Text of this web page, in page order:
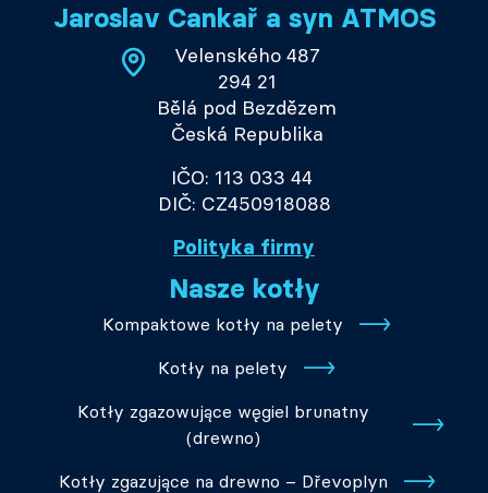
Jaroslav Cankař a syn ATMOS
Velenského 487
294 21
Bělá pod Bezdězem
Česká Republika
IČO: 113 033 44
DIČ: CZ450918088
Polityka firmy
Nasze kotły
Kompaktowe kotły na pelety
Kotły na pelety
Kotły zgazowujące węgiel brunatny
(drewno)
Kotły zgazujące na drewno – Dřevoplyn